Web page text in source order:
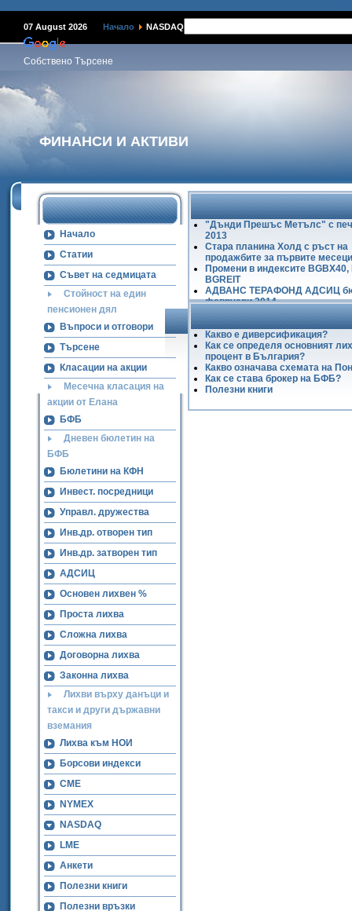
07 August 2026 Начало NASDAQ
Собствено Търсене
ФИНАНСИ И АКТИВИ
Начало
Статии
Съвет на седмицата
Стойност на един
пенсионен дял
Въпроси и отговори
Търсене
Класации на акции
Месечна класация на
акции от Елана
БФБ
Дневен бюлетин на
БФБ
Бюлетини на КФН
Инвест. посредници
Управл. дружества
Инв.др. отворен тип
Инв.др. затворен тип
АДСИЦ
Основен лихвен %
Проста лихва
Сложна лихва
Договорна лихва
Законна лихва
Лихви върху данъци и
такси и други държавни
вземания
Лихва към НОИ
Борсови индекси
CME
NYMEX
NASDAQ
LME
Анкети
Полезни книги
Полезни връзки
"Дънди Прешъс Метълс" с
2013
Стара планина Холд с ръст на
продажбите за първите
Промени в индексите BGBX40,
BGREIT
АДВАНС ТЕРАФОНД АДСИЦ
февруари 2014
Ръст на БФБ в първите два
2014
Какво е диверсификация?
Как се определя основният
процент в България?
Какво означава схемата на
Как се става брокер на БФБ?
Полезни книги